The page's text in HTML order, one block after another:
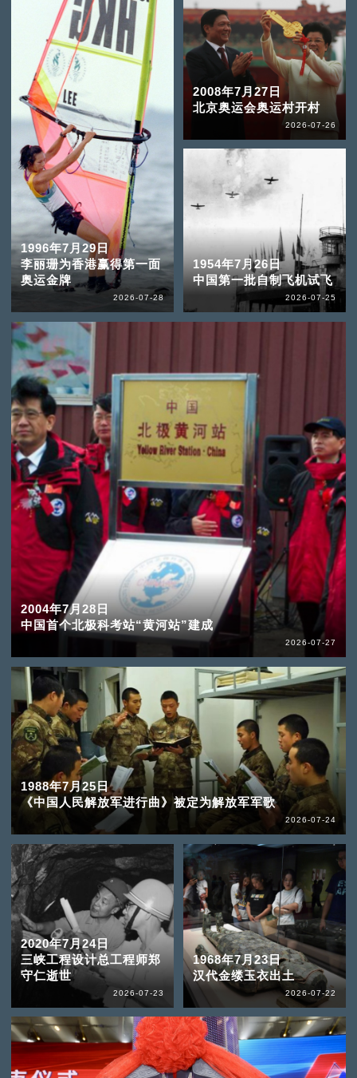
1996年7月29日
李丽珊为香港赢得第一面
奥运金牌
2026-07-28
2004年7月28日
中国首个北极科考站“黄河站”建成
2026-07-27
2008年7月27日
北京奥运会奥运村开村
2026-07-26
1954年7月26日
中国第一批自制飞机试飞
2026-07-25
1988年7月25日
《中国人民解放军进行曲》被定为解放军军歌
2026-07-24
2020年7月24日
三峡工程设计总工程师郑
守仁逝世
2026-07-23
1968年7月23日
汉代金缕玉衣出土
2026-07-22